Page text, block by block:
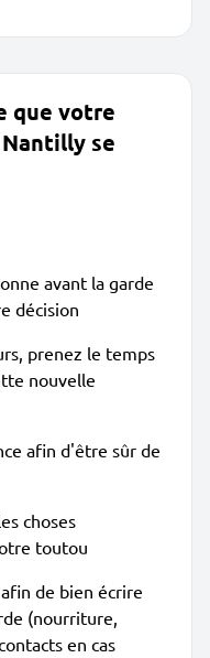
que votre
se
avant la garde
décision
prenez le temps
nouvelle
afin d'être sûr de
choses
toutou
de bien écrire
(nourriture,
en cas